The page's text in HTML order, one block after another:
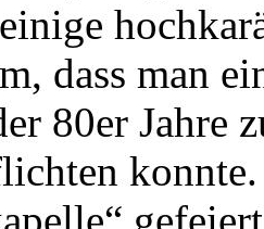
dass man
80er Jahre
konnte.